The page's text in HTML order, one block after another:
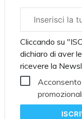
aziendale
Cliccando su
dichiaro di aver
ricevere la